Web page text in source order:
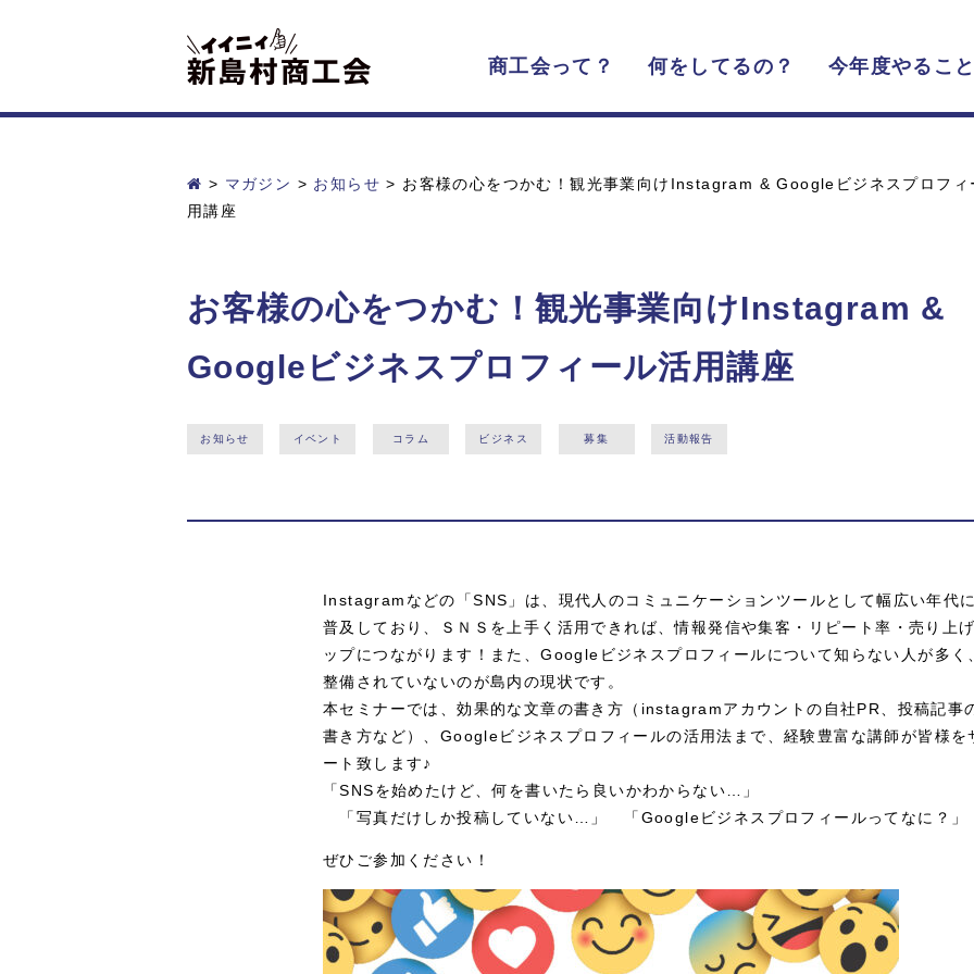
商工会って？ 何をしてるの？ 今年度やること
> マガジン > お知らせ > お客様の心をつかむ！観光事業向けInstagram & Googleビジネスプロフィ
用講座
お客様の心をつかむ！観光事業向けInstagram &
Googleビジネスプロフィール活用講座
お知らせ イベント コラム ビジネス 募集 活動報告
Instagramなどの「SNS」は、現代人のコミュニケーションツールとして幅広い年代に
普及しており、ＳＮＳを上手く活用できれば、情報発信や集客・リピート率・売り上
ップにつながります！また、Googleビジネスプロフィールについて知らない人が多く
整備されていないのが島内の現状です。
本セミナーでは、効果的な文章の書き方（instagramアカウントの自社PR、投稿記事
書き方など）、Googleビジネスプロフィールの活用法まで、経験豊富な講師が皆様を
ート致します♪
「SNSを始めたけど、何を書いたら良いかわからない…」
「写真だけしか投稿していない…」 「Googleビジネスプロフィールってなに？」
ぜひご参加ください！